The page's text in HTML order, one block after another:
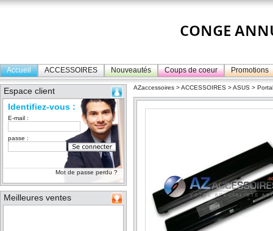
Accueil ACCESSOIRES Nouveautés Coups de coeur Promotions
Espace client
Identifiez-vous :
E-mail :
passe :
Mot de passe perdu ?
Meilleures ventes
AZaccessoires >ACCESSOIRES >ASUS >